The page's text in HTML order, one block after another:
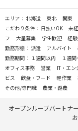
エリア： 北海道 東北 関東
こだわり条件： 日払いOK 未
フ
大量募集 学生歓迎
経
勤務形態： 派遣 アルバイト
勤務期間： １週間以内 １週
オフィス事務
営業 IT・エン
ビス
飲食・フード 軽作業
その他/専門職
農業・酪農
オープンループパートナ